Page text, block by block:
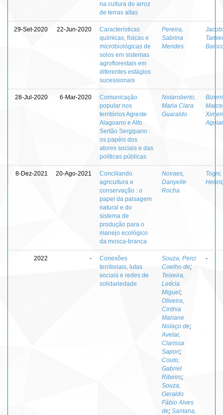
na cultura do arroz
de terras altas
29-Set-2020 22-Jun-2020
Características
químicas, físicas e
microbiológicas de
solos em sistemas
agroflorestais em
diferentes estágios
sucessionais
Pereira,
Sabrina
Mendes
28-Jul-2020 6-Mar-2020
Comunicação
popular nos
territórios Agreste
Alagoano e Alto
Sertão Sergipano :
os papéis dos
atores sociais e das
políticas públicas
Notaroberto,
Maria Clara
Guaraldo
Aguiar
8-Dez-2021 20-Ago-2021
Conciliando
agricultura e
conservação : o
papel da paisagem
natural e do
sistema de
produção para o
manejo ecológico
da mosca-branca
Novaes,
Danyelle
Rocha
2022 -
Conexões
territoriais, lutas
sociais e redes de
solidariedade
Souza, Perci
Coelho de;
Teixeira,
Letícia
Miguel;
Oliveira,
Cinthia
Mariane
Nolaço de;
Avelar,
Clarissa
Sapori;
Couto,
Gabriel
Ribeiro;
Souza,
Geraldo
Fábio Alves
de; Santana,
-